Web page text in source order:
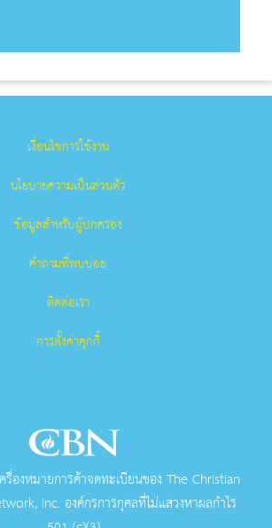
เงื่อนไขการใช้งาน
นโยบายความเป็นส่วนตัว
ข้อมูลสำหรับผู้ปกครอง
คำถามที่พบบ่อย
ติดต่อเรา
การตั้งค่าคุกกี้
องหมายการค้าจดทะเบียนของ The Christian
Inc. องค์กรการกุศลที่ไม่แสวงหาผลกําไร